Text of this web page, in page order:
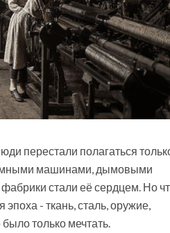
перестали полагаться
машинами, дымовыми
стали её сердцем. Но
- ткань, сталь, оружие,
только мечтать.